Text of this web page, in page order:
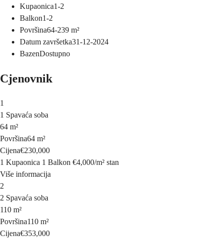
Kupaonica1-2
Balkon1-2
Površina64-239 m²
Datum završetka31-12-2024
BazenDostupno
Cjenovnik
1
1 Spavaća soba
64 m²
Površina64 m²
Cijena€230,000
1 Kupaonica 1 Balkon €4,000/m² stan
Više informacija
2
2 Spavaća soba
110 m²
Površina110 m²
Cijena€353,000